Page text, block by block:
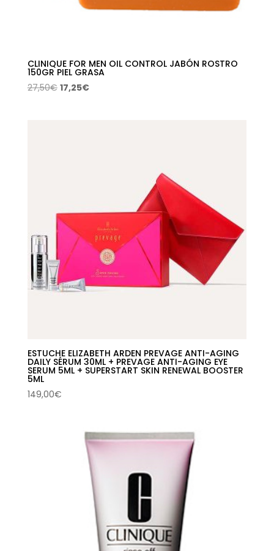
CLINIQUE FOR MEN OIL CONTROL JABÓN ROSTRO
150GR PIEL GRASA
27,50€ El
17,25€El
ESTUCHE ELIZABETH ARDEN PREVAGE ANTI-AGING
DAILY SÉRUM 30ML + PREVAGE ANTI-AGING EYE
SERUM 5ML + SUPERSTART SKIN RENEWAL BOOSTER
5ML
149,00€